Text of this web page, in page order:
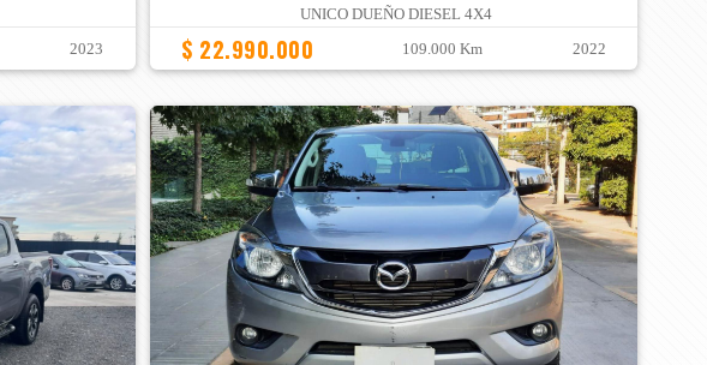
2023
UNICO DUEÑO DIESEL 4X4
$ 22.990.000 109.000 Km 2022